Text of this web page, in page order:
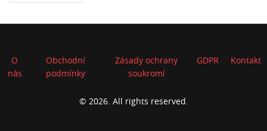
O
nás
Obchodní
podmínky
Zásady ochrany
soukromí
GDPR Kontakt
© 2026. All rights reserved.